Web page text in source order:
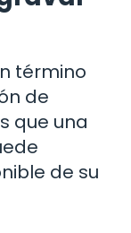
término
de
que una
de su